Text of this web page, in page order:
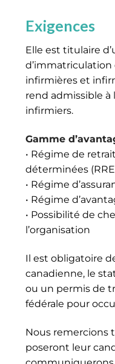
Exigences
Elle est titulaire
d’immatriculation
infirmières et
rend admissible à
infirmiers.
Gamme
• Régime de
déterminées
• Régime
• Régime
• Possibilité de
l’organisation
Il est obligatoire
canadienne, le
ou un permis de
fédérale pour
Nous remercions
poseront leur